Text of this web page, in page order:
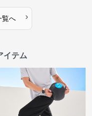
覧へ ›
イテム